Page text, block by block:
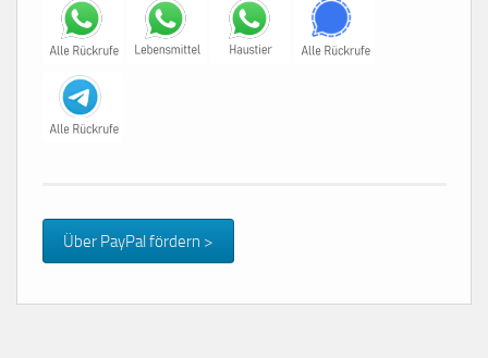
Über PayPal fördern >